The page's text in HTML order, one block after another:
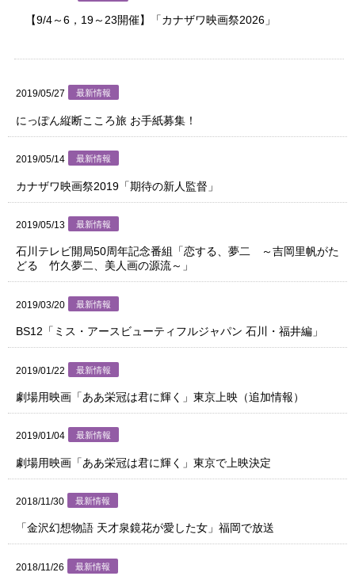
【9/4～6，19～23開催】「カナザワ映画祭2026」
2019/05/27 最新情報
にっぽん縦断こころ旅 お手紙募集！
2019/05/14 最新情報
カナザワ映画祭2019「期待の新人監督」
2019/05/13 最新情報
石川テレビ開局50周年記念番組「恋する、夢二 ～吉岡里帆がた
どる 竹久夢二、美人画の源流～」
2019/03/20 最新情報
BS12「ミス・アースビューティフルジャパン 石川・福井編」
2019/01/22 最新情報
劇場用映画「ああ栄冠は君に輝く」東京上映（追加情報）
2019/01/04 最新情報
劇場用映画「ああ栄冠は君に輝く」東京で上映決定
2018/11/30 最新情報
「金沢幻想物語 天才泉鏡花が愛した女」福岡で放送
2018/11/26 最新情報